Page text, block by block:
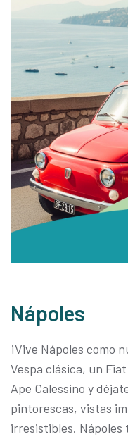
Nápoles
¡Vive Nápoles como
Vespa clásica, un
Ape Calessino y
pintorescas, vistas
irresistibles. Nápoles